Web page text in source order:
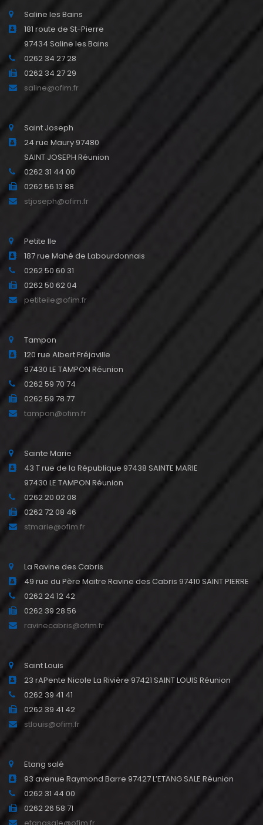
Saline les Bains
181 route de St-Pierre
97434 Saline les Bains
0262 34 27 28
0262 34 27 29
saline@ofim.fr
Saint Joseph
24 rue Maury 97480
SAINT JOSEPH Réunion
0262 31 44 00
0262 56 13 88
stjoseph@ofim.fr
Petite Ile
187 rue Mahé de Labourdonnais
0262 50 60 31
0262 50 62 04
petiteile@ofim.fr
Tampon
120 rue Albert Fréjaville
97430 LE TAMPON Réunion
0262 59 70 74
0262 59 78 77
tampon@ofim.fr
Sainte Marie
43 T rue de la République 97438 SAINTE MARIE
97430 LE TAMPON Réunion
0262 20 02 08
0262 72 08 46
stmarie@ofim.fr
La Ravine des Cabris
49 rue du Père Maitre Ravine des Cabris 97410 SAINT PIERRE
0262 24 12 42
0262 39 28 56
ravinecabris@ofim.fr
Saint Louis
23 rAPente Nicole La Rivière 97421 SAINT LOUIS Réunion
0262 39 41 41
0262 39 41 42
stlouis@ofim.fr
Etang salé
93 avenue Raymond Barre 97427 L’ETANG SALE Réunion
0262 31 44 00
0262 26 58 71